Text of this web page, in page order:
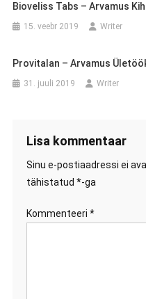
Bioveliss Tabs – Arvamus
15. veebr 2019 Writer
Provitalan – Arvamus
31. juuli 2019 Writer
Lisa kommentaar
Sinu e-postiaadressi ei
tähistatud *-ga
Kommenteeri *